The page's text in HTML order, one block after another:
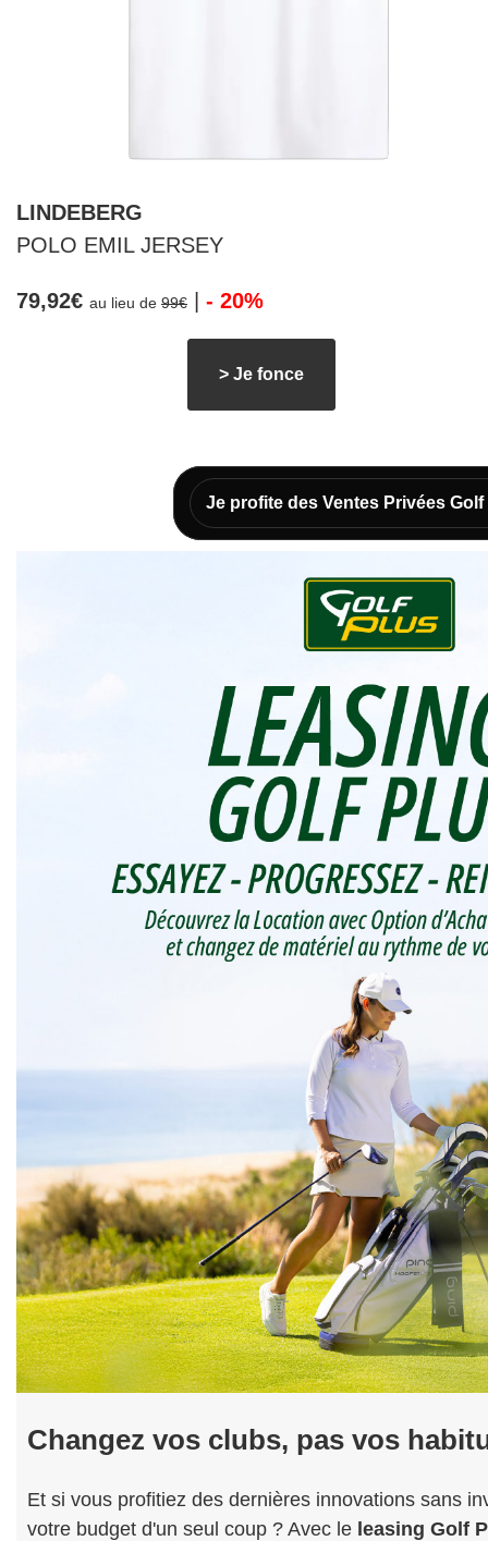
LINDEBERG
POLO EMIL JERSEY
79,92€ au lieu de 99€ - 20%
> Je fonce
Je profite des Ventes Privées Golf
Changez vos clubs, pas vos
Et si vous profitiez des dernières innovations sans
votre budget d'un seul coup ? Avec le leasing Golf